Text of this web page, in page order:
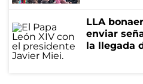
LLA
enviar
la llegada